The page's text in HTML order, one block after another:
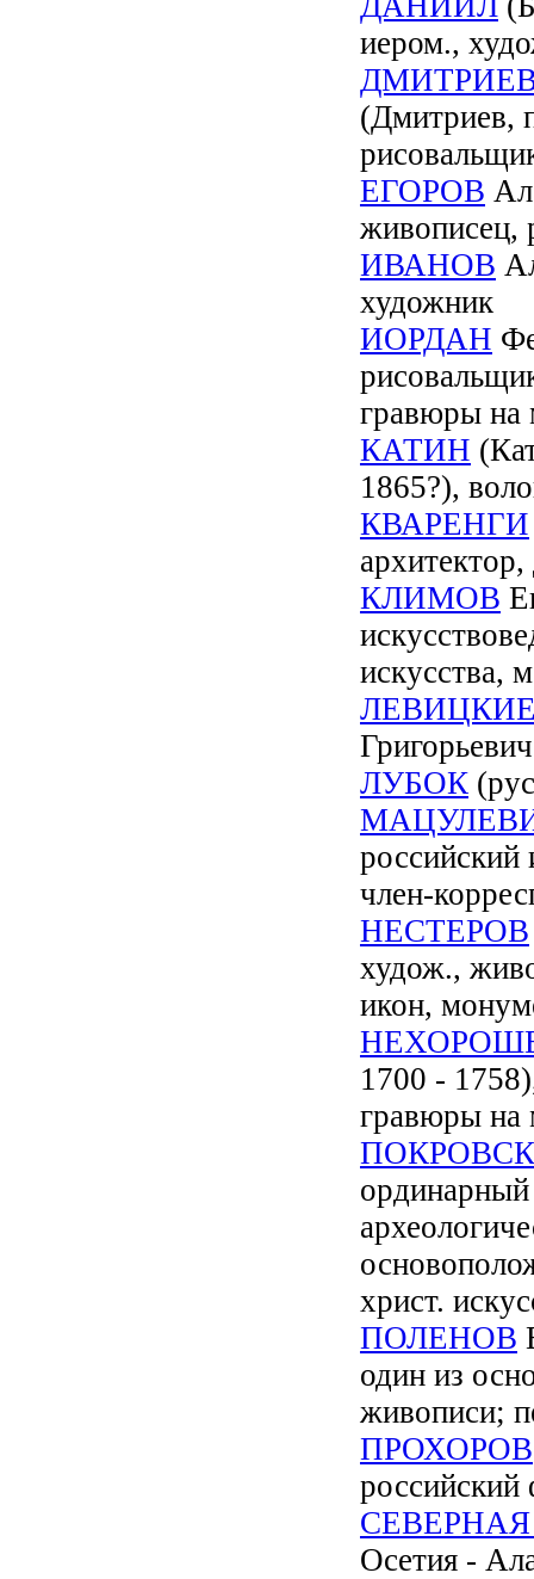
иером.,
(Дмитриев,
ЕГОРОВ
живописец,
ИВАНОВ
художник
ИОРДАН
гравюры на
КАТИН
1865?),
КВАРЕНГИ
КЛИМОВ
искусства,
ЛУБОК
российский
член-
НЕСТЕРОВ
худож.,
икон,
1700 -
гравюры на
христ.
ПОЛЕНОВ
один из
живописи;
ПРОХОРОВ
российский
Осетия -